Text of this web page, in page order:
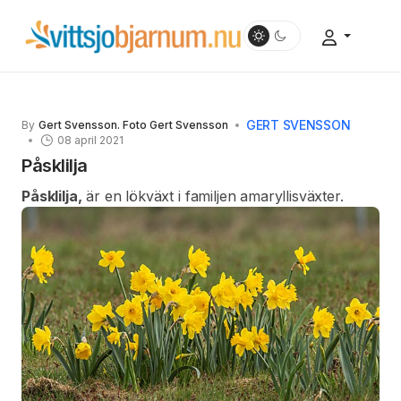
By Gert Svensson. Foto Gert Svensson GERT SVENSSON
08 april 2021
Påsklilja
Påsklilja, är en lökväxt i familjen amaryllisväxter.